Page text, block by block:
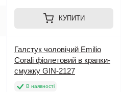
КУПИТИ
Галстук чоловічий Emilio
Corali фіолетовий в крапки-
смужку GIN-2127
В наявності